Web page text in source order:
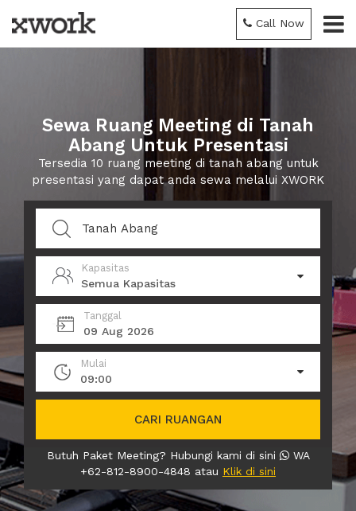
Call Now
Sewa Ruang Meeting di Tanah
Abang Untuk Presentasi
Tersedia 10 ruang meeting di tanah abang untuk
presentasi yang dapat anda sewa melalui XWORK
Kapasitas
Semua Kapasitas
Tanggal
09 Aug 2026
Mulai
09:00
CARI RUANGAN
Butuh Paket Meeting? Hubungi kami di sini
WA
+62-812-8900-4848 atau Klik di sini